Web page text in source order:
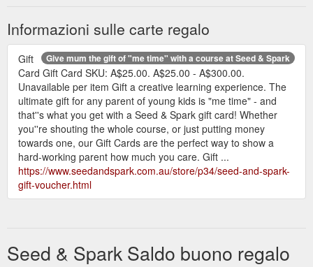
Informazioni sulle carte regalo
Give mum the gift of "me time" with a course at Seed & Spark
Gift
Card Gift Card SKU: A$25.00. A$25.00 - A$300.00.
Unavailable per item Gift a creative learning experience. The
ultimate gift for any parent of young kids is "me time" - and
that''s what you get with a Seed & Spark gift card! Whether
you''re shouting the whole course, or just putting money
towards one, our Gift Cards are the perfect way to show a
hard-working parent how much you care. Gift ...
https://www.seedandspark.com.au/store/p34/seed-and-spark-
gift-voucher.html
Seed & Spark Saldo buono regalo